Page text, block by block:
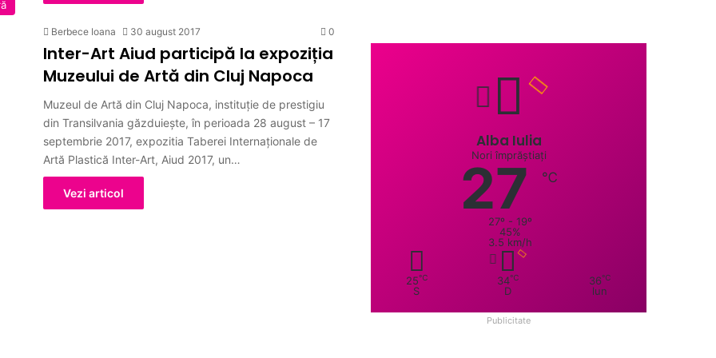
Berbece Ioana 30 august 2017 0
Inter-Art Aiud participă la expoziția
Muzeului de Artă din Cluj Napoca
Muzeul de Artă din Cluj Napoca, instituție de prestigiu
din Transilvania găzduiește, în perioada 28 august – 17
septembrie 2017, expozitia Taberei Internaționale de
Artă Plastică Inter-Art, Aiud 2017, un…
Vezi articol
Alba Iulia
Nori împrăștiați
27 ℃
27º - 19º
45%
3.5 km/h
25℃
S
34℃
D
36℃
lun
Publicitate